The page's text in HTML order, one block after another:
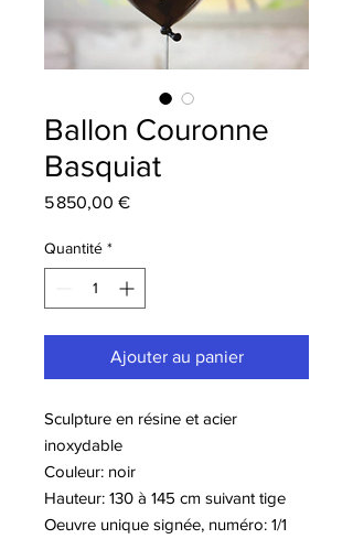
Ballon Couronne
Basquiat
5 850,00 €Prix
Quantité *
Ajouter au panier
Sculpture en résine et acier
inoxydable
Couleur: noir
Hauteur: 130 à 145 cm suivant tige
Oeuvre unique signée, numéro: 1/1